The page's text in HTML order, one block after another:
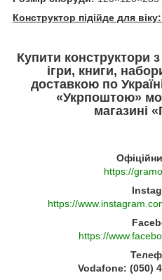
Конструктор підійде для віку:
Купити конструктори
ігри, книги,
доставкою по
«Укрпоштою»
магазині
https://
https://
https://
Vodafone: (050)